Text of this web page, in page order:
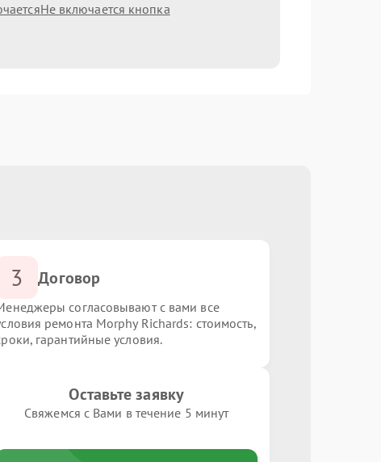
Не включается кнопка
3 Договор
согласовывают с вами все
ремонта Morphy Richards: стоимость,
гарантийные условия.
Оставьте заявку
Свяжемся с Вами в течение 5 минут